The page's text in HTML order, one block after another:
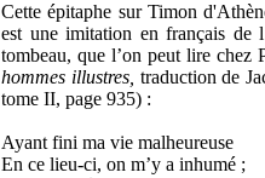
Cette épitaphe sur Timon
est une imitation en français de
tombeau, que l’on peut lire
hommes illustres, traduction de
tome II, page 935) :
Ayant fini ma vie malheureuse
En ce lieu-ci, on m’y a inhumé ;